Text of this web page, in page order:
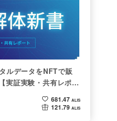
ルデータをNFTで販
実証実験・共有レポー
681.47 ALIS
121.79 ALIS